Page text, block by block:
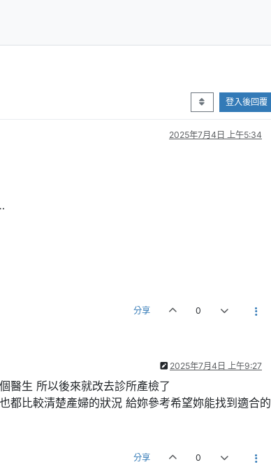
登入後回覆
2025年7月4日 上午5:34
分享 0
2025年7月4日 上午9:27
醫生 所以後來就改去診所產檢了
都比較清楚產婦的狀況 給妳參考希望妳能找到適合的
分享 0